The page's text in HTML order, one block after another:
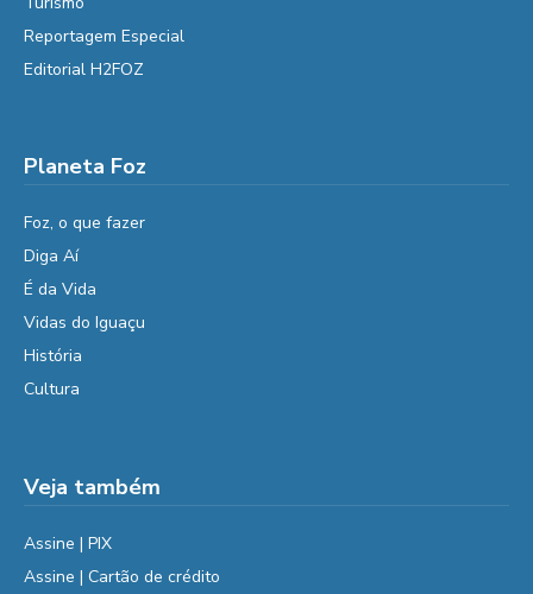
Reportagem Especial
Editorial H2FOZ
Planeta Foz
Foz, o que fazer
Diga Aí
É da Vida
Vidas do Iguaçu
História
Cultura
Veja também
Assine | PIX
Assine | Cartão de crédito